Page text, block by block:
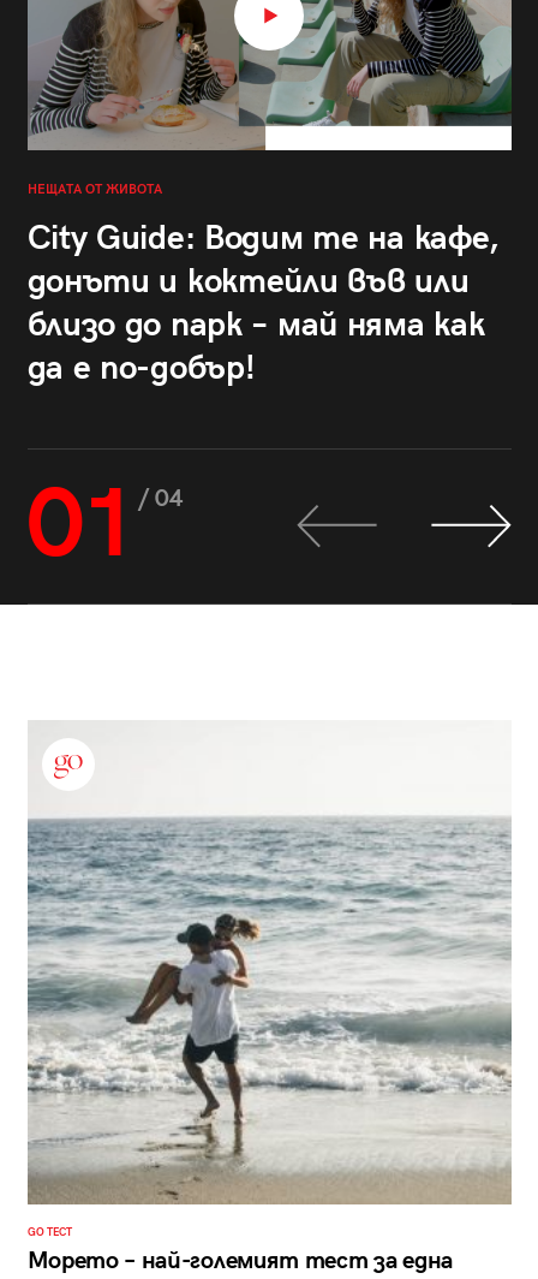
НЕЩАТА ОТ ЖИВОТА
City Guide: Водим те на кафе,
донъти и коктейли във или
близо до парк – май няма как
да е по-добър!
01 / 04
GO ТЕСТ
Морето – най-големият тест за една